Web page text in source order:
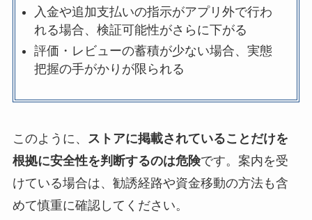
入金や追加支払いの指示がアプリ外で行わ
れる場合、検証可能性がさらに下がる
評価・レビューの蓄積が少ない場合、実態
把握の手がかりが限られる
このように、 ストアに掲載されていることだけを
根拠に安全性を判断するのは危険です。案内を受
けている場合は、勧誘経路や資金移動の方法も含
めて慎重に確認してください。